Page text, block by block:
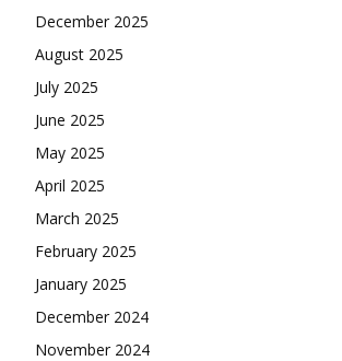
December 2025
August 2025
July 2025
June 2025
May 2025
April 2025
March 2025
February 2025
January 2025
December 2024
November 2024